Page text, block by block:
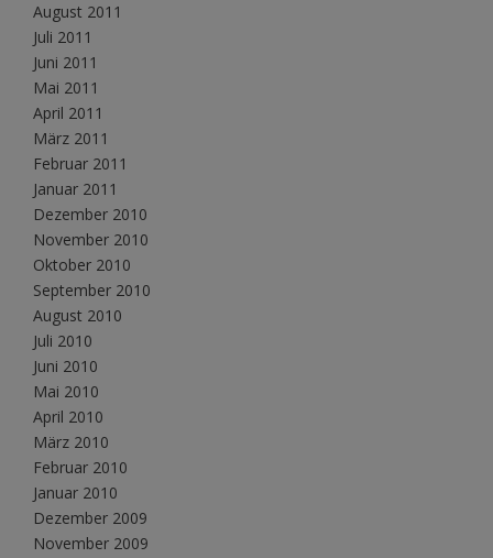
August 2011
Juli 2011
Juni 2011
Mai 2011
April 2011
März 2011
Februar 2011
Januar 2011
Dezember 2010
November 2010
Oktober 2010
September 2010
August 2010
Juli 2010
Juni 2010
Mai 2010
April 2010
März 2010
Februar 2010
Januar 2010
Dezember 2009
November 2009